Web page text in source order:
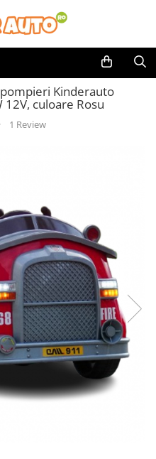
Kinderauto
12V, culoare Rosu
1 Review